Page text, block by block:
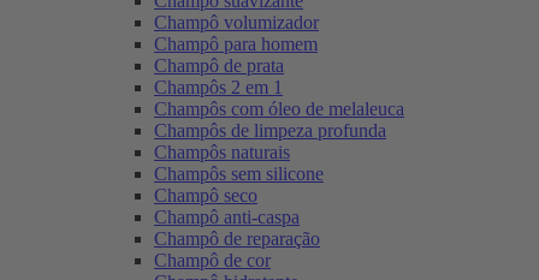
Champô volumizador
Champô para homem
Champô de prata
Champôs 2 em 1
Champôs com óleo de melaleuca
Champôs de limpeza profunda
Champôs naturais
Champôs sem silicone
Champô seco
Champô anti-caspa
Champô de reparação
Champô de cor